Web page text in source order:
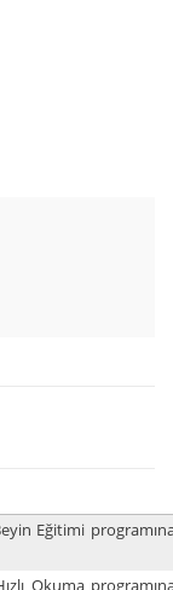
Eğitimi
Okuma